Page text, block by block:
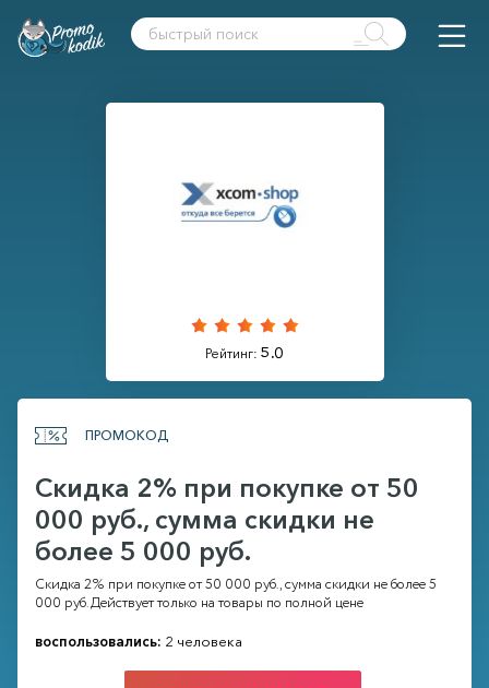
Рейтинг: 5.0
ПРОМОКОД
Скидка 2% при покупке от 50
000 руб., сумма скидки не
более 5 000 руб.
Скидка 2% при покупке от 50 000 руб., сумма скидки не более 5
000 руб. Действует только на товары по полной цене
воспользовались: 2 человека